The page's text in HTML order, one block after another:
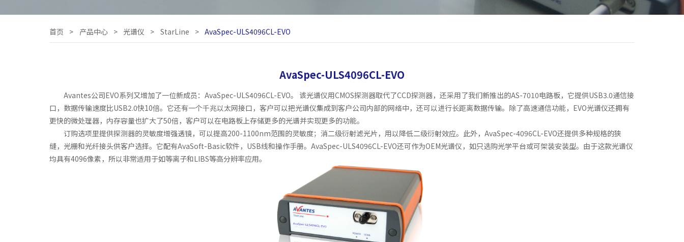
首页 > 产品中心 > 光谱仪 > StarLine > AvaSpec-ULS4096CL-EVO
AvaSpec-ULS4096CL-EVO
Avantes公司EVO系列又增加了一位新成员：AvaSpec-ULS4096CL-EVO。 该光谱仪用CMOS探测器取代了CCD探测器，还采用了我们新推出的AS-7010电路板，它提供USB3.0通信接
口，数据传输速度比USB2.0快10倍。它还有一个千兆以太网接口，客户可以把光谱仪集成到客户公司内部的网络中，还可以进行长距离数据传输。除了高速通信功能，EVO光谱仪还拥有
更快的微处理器，内存容量也扩大了50倍，客户可以在电路板上存储更多的光谱并实现更多的功能。
订购选项里提供探测器的灵敏度增强透镜，可以提高200-1100nm范围的灵敏度；消二级衍射滤光片，用以降低二级衍射效应。此外，AvaSpec-4096CL-EVO还提供多种规格的狭
缝，光栅和光纤接头供客户选择。它配有AvaSoft-Basic软件，USB线和操作手册。AvaSpec-ULS4096CL-EVO还可作为OEM光谱仪，如只选购光学平台或可架装安装型。由于这款光谱仪
均具有4096像素，所以非常适用于如等离子和LIBS等高分辨率应用。